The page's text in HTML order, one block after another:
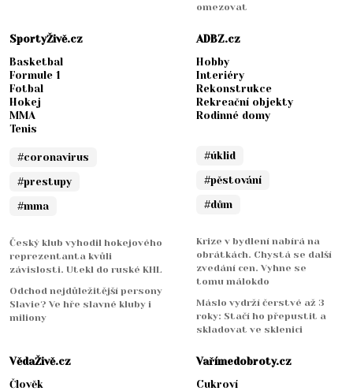
omezovat
SportyŽivě.cz
Basketbal
Formule 1
Fotbal
Hokej
MMA
Tenis
#coronavirus
#prestupy
#mma
Český klub vyhodil hokejového
reprezentanta kvůli
závislosti. Utekl do ruské KHL
Odchod nejdůležitější persony
Slavie? Ve hře slavné kluby i
miliony
ADBZ.cz
Hobby
Interiéry
Rekonstrukce
Rekreační objekty
Rodinné domy
#úklid
#pěstování
#dům
Krize v bydlení nabírá na
obrátkách. Chystá se další
zvedání cen. Vyhne se
tomu málokdo
Máslo vydrží čerstvé až 3
roky: Stačí ho přepustit a
skladovat ve sklenici
VědaŽivě.cz
Člověk
Vařímedobroty.cz
Cukroví